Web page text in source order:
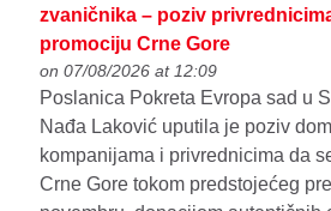
zvaničnika – poziv
promociju Crne Gore
on 07/08/2026 at 12:09
Poslanica Pokreta Evropa sad u
Nađa Laković uputila je poziv
kompanijama i privrednicima da
Crne Gore tokom predstojećeg